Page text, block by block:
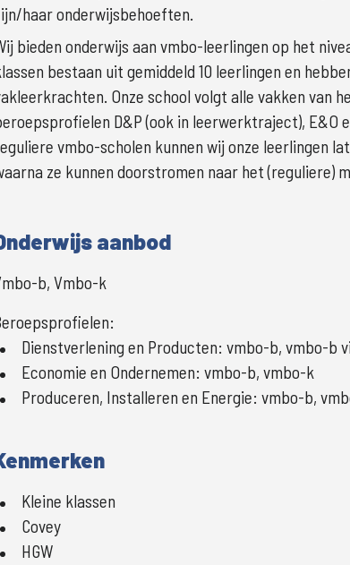
haar onderwijsbehoeften.
bieden onderwijs aan vmbo-leerlingen op het
bestaan uit gemiddeld 10 leerlingen en
Onze school volgt alle vakken van
D&P (ook in leerwerktraject), E&O
vmbo-scholen kunnen wij onze leerlingen
ze kunnen doorstromen naar het (reguliere)
aanbod
b, Vmbo-k
Dienstverlening en Producten: vmbo-b, vmbo-b
Economie en Ondernemen: vmbo-b, vmbo-k
Produceren, Installeren en Energie: vmbo-b,
Kleine klassen
Covey
HGW